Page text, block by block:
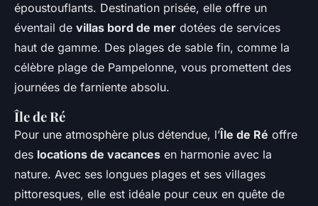
époustouflants. Destination prisée, elle offre un
éventail de villas bord de mer dotées de services
haut de gamme. Des plages de sable fin, comme la
célèbre plage de Pampelonne, vous promettent des
journées de farniente absolu.
Île de Ré
Pour une atmosphère plus détendue, l’Île de Ré offre
des locations de vacances en harmonie avec la
nature. Avec ses longues plages et ses villages
pittoresques, elle est idéale pour ceux en quête de